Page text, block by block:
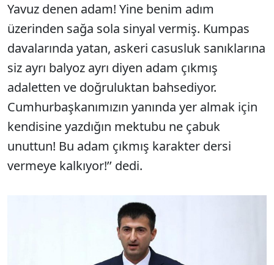
Yavuz denen adam! Yine benim adım
üzerinden sağa sola sinyal vermiş. Kumpas
davalarında yatan, askeri casusluk sanıklarına
siz ayrı balyoz ayrı diyen adam çıkmış
adaletten ve doğruluktan bahsediyor.
Cumhurbaşkanımızın yanında yer almak için
kendisine yazdığın mektubu ne çabuk
unuttun! Bu adam çıkmış karakter dersi
vermeye kalkıyor!’’ dedi.